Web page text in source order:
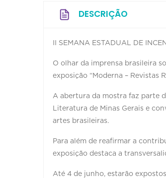
DESCRIÇÃO
II SEMANA ESTADUAL DE
O olhar da imprensa brasileira
exposição “Moderna – Revistas
A abertura da mostra faz parte
Literatura de Minas Gerais e
artes brasileiras.
Para além de reafirmar a
exposição destaca a
Até 4 de junho, estarão